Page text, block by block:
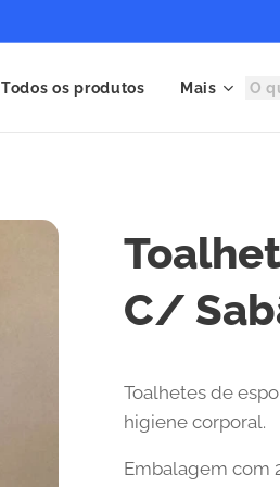
Todos os produtos Mais
C/
Toalhetes de
higiene corporal.
Embalagem com